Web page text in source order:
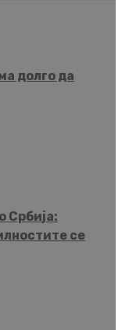
долго да
Србија:
се